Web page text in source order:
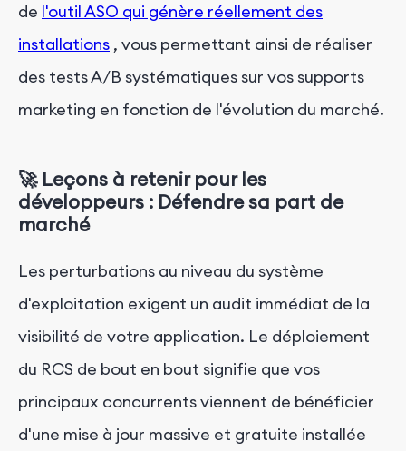
de l'outil ASO qui génère réellement des
installations , vous permettant ainsi de réaliser
des tests A/B systématiques sur vos supports
marketing en fonction de l'évolution du marché.
🚀 Leçons à retenir pour les
développeurs : Défendre sa part de
marché
Les perturbations au niveau du système
d'exploitation exigent un audit immédiat de la
visibilité de votre application. Le déploiement
du RCS de bout en bout signifie que vos
principaux concurrents viennent de bénéficier
d'une mise à jour massive et gratuite installée